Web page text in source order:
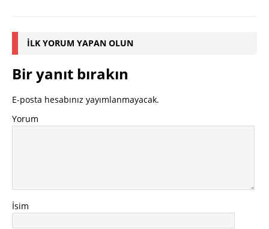
İLK YORUM YAPAN OLUN
Bir yanıt bırakın
E-posta hesabınız yayımlanmayacak.
Yorum
İsim